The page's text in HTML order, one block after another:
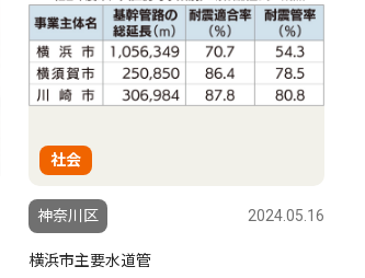
社会
神奈川区 2024.05.16
横浜市主要水道管